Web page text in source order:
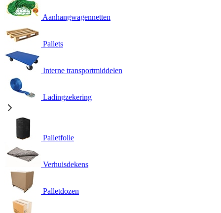
Aanhangwagennetten
Pallets
Interne transportmiddelen
Ladingzekering
Palletfolie
Verhuisdekens
Palletdozen